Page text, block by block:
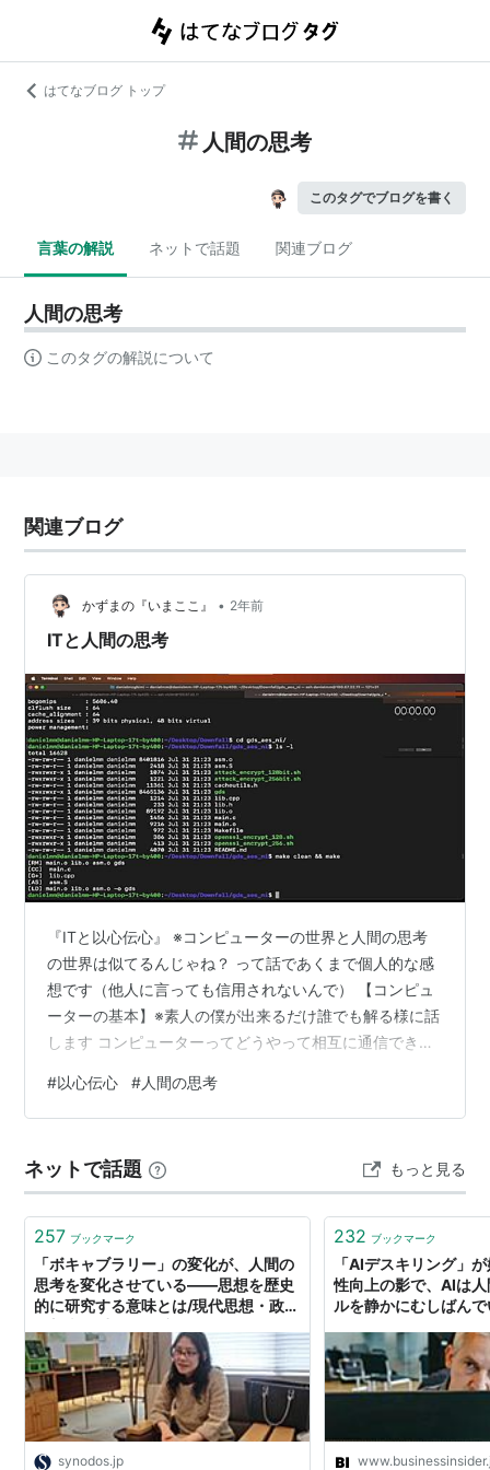
はてなブログ トップ
人間の思考
このタグでブログを書く
言葉の解説 ネットで話題 関連ブログ
人間の思考
このタグの解説について
関連ブログ
かずまの『いまここ』 • 2年前
ITと人間の思考
『ITと以心伝心』 ※コンピューターの世界と人間の思考
の世界は似てるんじゃね？ って話であくまで個人的な感
想です（他人に言っても信用されないんで） 【コンピュ
ーターの基本】※素人の僕が出来るだけ誰でも解る様に話
します コンピューターってどうやって相互に通信できる
ます？かじりまくったメチャ詳しくない僕にも知らない
人にも分かりやすく話しますそれは、『０と１で出来て
面は見たことあります？これはプログラム画面ですね！
例えばスマホとかパソコンとかゲームのみんなが見る画
面を制作する前の段階（詳しく話す…
#以心伝心 #人間の思考
ネットで話題 もっと見る
257 ブックマーク
「ボキャブラリー」の変化が、人間の
思考を変化させている――思想を歴史
的に研究する意味とは/現代思想・政治
SYNODOS
synodos.jp
232 ブックマーク
「AIデスキリング」
性向上の影で、AIは
ルを静かにむしばん